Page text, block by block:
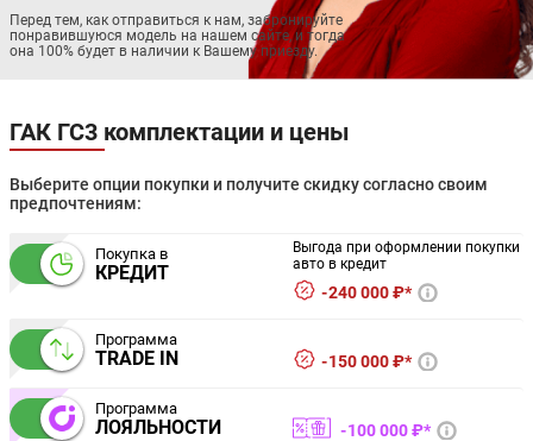
Перед тем, как отправиться к нам, забронируйте
понравившуюся модель на нашем сайте, и тогда
она 100% будет в наличии к Вашему приезду.
ГАК ГС3 комплектации и цены
Выберите опции покупки и получите скидку согласно своим
предпочтениям:
Покупка в
КРЕДИТ
Выгода при оформлении покупки
авто в кредит
240 000 ₽*
Программа
TRADE IN 150 000 ₽*
Программа
ЛОЯЛЬНОСТИ 100 000 ₽*